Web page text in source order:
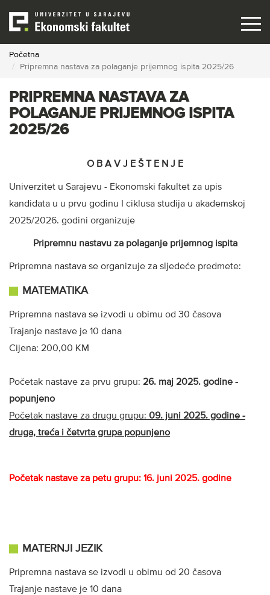
main
content
Početna
Pripremna nastava za polaganje prijemnog ispita 2025/26
PRIPREMNA NASTAVA ZA
POLAGANJE PRIJEMNOG ISPITA
2025/26
O B A V J E Š T E N J E
Univerzitet u Sarajevu - Ekonomski fakultet za upis
kandidata u u prvu godinu I ciklusa studija u akademskoj
2025/2026. godini organizuje
Pripremnu nastavu za polaganje prijemnog ispita
Pripremna nastava se organizuje za sljedeće predmete:
MATEMATIKA
Pripremna nastava se izvodi u obimu od 30 časova
Trajanje nastave je 10 dana
Cijena: 200,00 KM
Početak nastave za prvu grupu: 26. maj 2025. godine -
popunjeno
Početak nastave za drugu grupu: 09. juni 2025. godine -
druga, treća i četvrta grupa popunjeno
Početak nastave za petu grupu: 16. juni 2025. godine
MATERNJI JEZIK
Pripremna nastava se izvodi u obimu od 20 časova
Trajanje nastave je 10 dana